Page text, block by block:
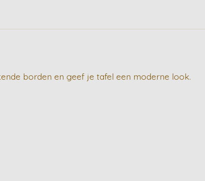
borden en geef je tafel een moderne look.